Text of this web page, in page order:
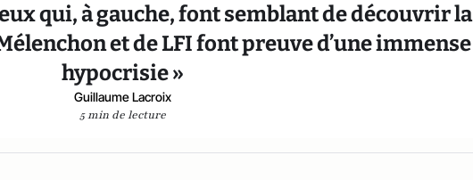
qui, à gauche, font semblant de découvrir la
et de LFI font preuve d’une immense
hypocrisie »
Guillaume Lacroix
5 min de lecture